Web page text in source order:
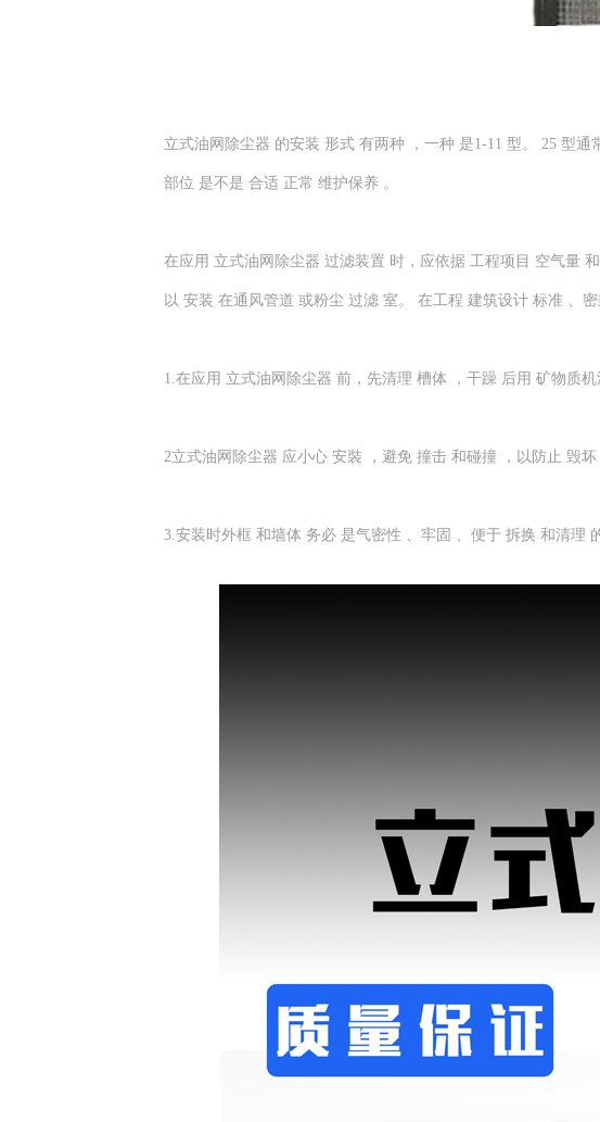
立式油网除尘器 的安装 形式 有两种 ，一种 是1-11 型。 25 型
部位 是不是 合适 正常 维护保养 。
在应用 立式油网除尘器 过滤装置 时，应依据 工程项目 空气量
以 安装 在通风管道 或粉尘 过滤 室。 在工程 建筑设计 标准 、
1.在应用 立式油网除尘器 前，先清理 槽体 ，干躁 后用 矿物质
2立式油网除尘器 应小心 安裝 ，避免 撞击 和碰撞 ，以防止 毁坏
3.安装时外框 和墙体 务必 是气密性 、牢固 、便于 拆换 和清理